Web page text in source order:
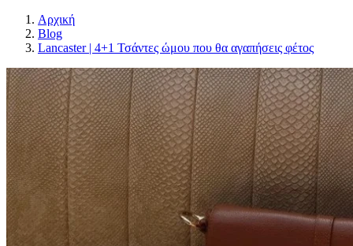
Αρχική
Blog
Lancaster | 4+1 Τσάντες ώμου που θα αγαπήσεις φέτος